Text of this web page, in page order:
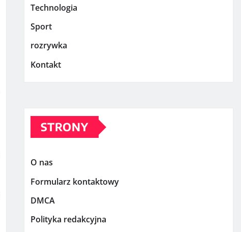
Technologia
Sport
rozrywka
Kontakt
STRONY
O nas
Formularz kontaktowy
DMCA
Polityka redakcyjna